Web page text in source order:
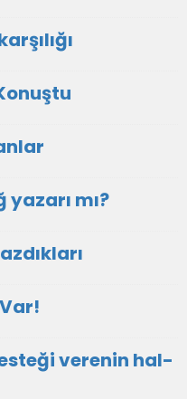
mı?
verenin hal-